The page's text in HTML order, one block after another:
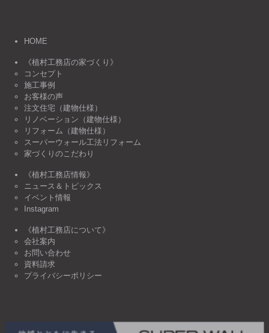
HOME
《植村工務店の家づくり》
コンセプト
施工事例
お客様の声
注文住宅（建物仕様）
リノベーション（建物仕様）
リフォーム（建物仕様）
スーパーウォール工法リフォーム
家づくりのこだわり
《植村工務店情報》
ニュース＆トピックス
イベント情報
Instagram
《植村工務店について》
会社案内
お問い合わせ
資料請求
プライバシーポリシー